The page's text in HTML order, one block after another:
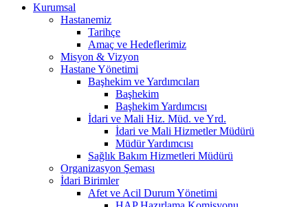
Kurumsal
Hastanemiz
Tarihçe
Amaç ve Hedeflerimiz
Misyon & Vizyon
Hastane Yönetimi
Başhekim ve Yardımcıları
Başhekim
Başhekim Yardımcısı
İdari ve Mali Hiz. Müd. ve Yrd.
İdari ve Mali Hizmetler Müdürü
Müdür Yardımcısı
Sağlık Bakım Hizmetleri Müdürü
Organizasyon Şeması
İdari Birimler
Afet ve Acil Durum Yönetimi